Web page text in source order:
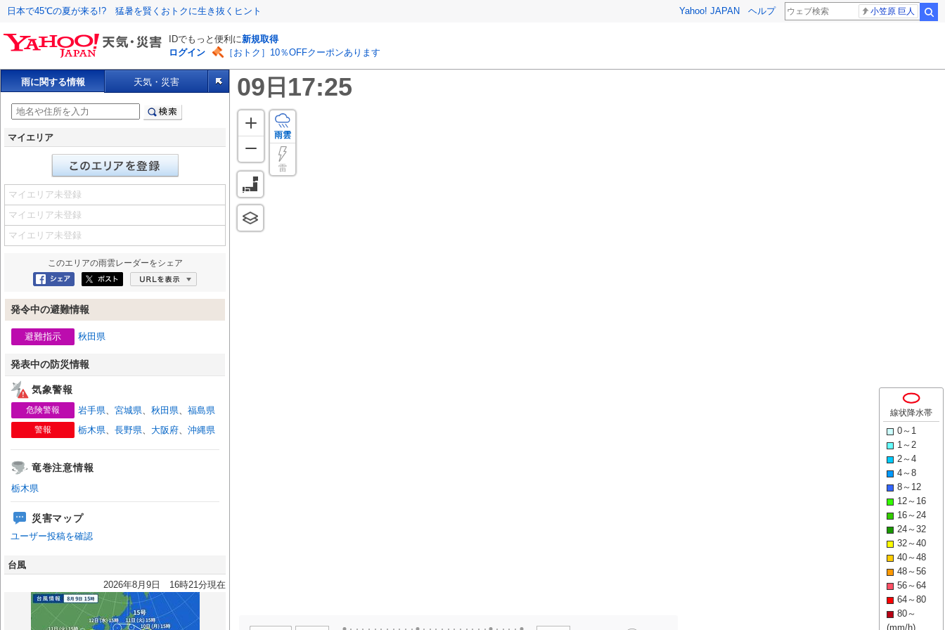
日本で45℃の夏が来る!? 猛暑を賢くおトクに生き抜くヒント Yahoo! JAPAN ヘルプ 小笠原 巨人
IDでもっと便利に新規取得
ログイン
［おトク］10％OFFクーポンあります
雨に関する情報 天気・災害
マイエリア
マイエリア未登録
マイエリア未登録
マイエリア未登録
このエリアの雨雲レーダーをシェア
Facebookにシェア
ポスト
発令中の避難情報
避難指示 秋田県
発表中の防災情報
気象警報
危険警報 岩手県、 宮城県、 秋田県、 福島県
警報 栃木県、 長野県、 大阪府、 沖縄県
竜巻注意情報
栃木県
災害マップ
ユーザー投稿を確認
台風
2026年8月9日 16時21分現在
雨雲
雷
09 日 17:25
線状降水帯
0～1
1～2
2～4
4～8
8～12
12～16
16～24
24～32
32～40
40～48
48～56
56～64
64～80
80～
(mm/h)